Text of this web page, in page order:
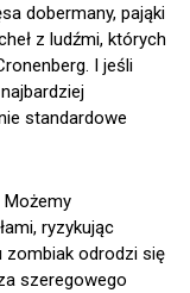
dobermany, pająki
z ludźmi, których
I jeśli
standardowe
Możemy
ryzykując
zombiak odrodzi się
szeregowego